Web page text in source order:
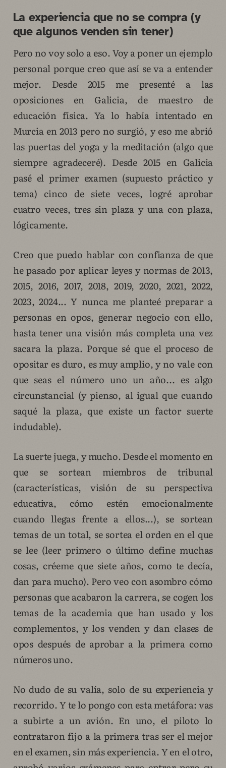
La experiencia que no se compra (y
que algunos venden sin tener)
Pero no voy solo a eso. Voy a poner un ejemplo
personal porque creo que así se va a entender
mejor. Desde 2015 me presenté a las
oposiciones en Galicia, de maestro de
educación física. Ya lo había intentado en
Murcia en 2013 pero no surgió, y eso me abrió
las puertas del yoga y la meditación (algo que
siempre agradeceré). Desde 2015 en Galicia
pasé el primer examen (supuesto práctico y
tema) cinco de siete veces, logré aprobar
cuatro veces, tres sin plaza y una con plaza,
lógicamente.
Creo que puedo hablar con confianza de que
he pasado por aplicar leyes y normas de 2013,
2015, 2016, 2017, 2018, 2019, 2020, 2021, 2022,
2023, 2024... Y nunca me planteé preparar a
personas en opos, generar negocio con ello,
hasta tener una visión más completa una vez
sacara la plaza. Porque sé que el proceso de
opositar es duro, es muy amplio, y no vale con
que seas el número uno un año... es algo
circunstancial (y pienso, al igual que cuando
saqué la plaza, que existe un factor suerte
indudable).
La suerte juega, y mucho. Desde el momento en
que se sortean miembros de tribunal
(características, visión de su perspectiva
educativa, cómo estén emocionalmente
cuando llegas frente a ellos...), se sortean
temas de un total, se sortea el orden en el que
se lee (leer primero o último define muchas
cosas, créeme que siete años, como te decía,
dan para mucho). Pero veo con asombro cómo
personas que acabaron la carrera, se cogen los
temas de la academia que han usado y los
complementos, y los venden y dan clases de
opos después de aprobar a la primera como
números uno.
No dudo de su valía, solo de su experiencia y
recorrido. Y te lo pongo con esta metáfora: vas
a subirte a un avión. En uno, el piloto lo
contrataron fijo a la primera tras ser el mejor
en el examen, sin más experiencia. Y en el otro,